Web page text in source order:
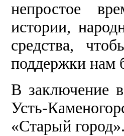
непростое
истории,
средства,
поддержки нам
В заключение
Усть-
«Старый город».